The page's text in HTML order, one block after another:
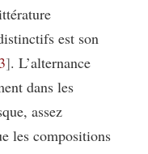
est son
. L’alternance
dans les
assez
les compositions